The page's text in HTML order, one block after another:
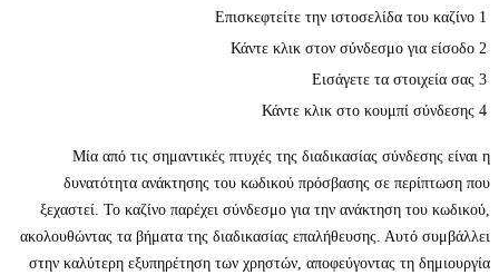
1
Επισκεφτείτε την ιστοσελίδα του καζίνο
2
Κάντε κλικ στον σύνδεσμο για είσοδο
3
Εισάγετε τα στοιχεία σας
4
Κάντε κλικ στο κουμπί σύνδεσης
Μία από τις σημαντικές πτυχές της διαδικασίας σύνδεσης είναι η
δυνατότητα ανάκτησης του κωδικού πρόσβασης σε περίπτωση που
ξεχαστεί. Το καζίνο παρέχει σύνδεσμο για την ανάκτηση του κωδικού,
ακολουθώντας τα βήματα της διαδικασίας επαλήθευσης. Αυτό συμβάλλει
στην καλύτερη εξυπηρέτηση των χρηστών, αποφεύγοντας τη δημιουργία